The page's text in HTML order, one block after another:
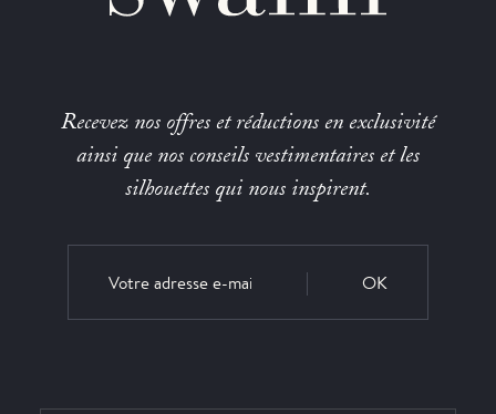
Recevez nos offres et réductions en exclusivité
ainsi que nos conseils vestimentaires et les
silhouettes qui nous inspirent.
OK